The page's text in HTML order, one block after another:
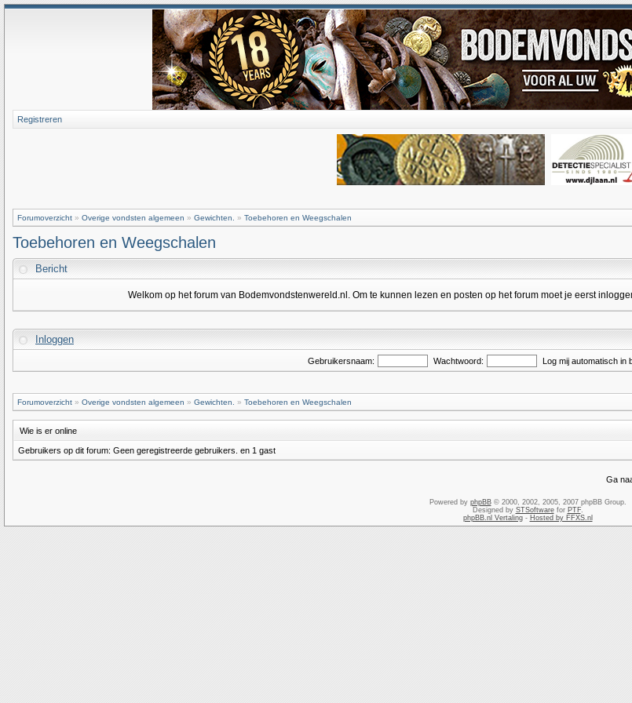
Registreren
Forumoverzicht » Overige vondsten algemeen » Gewichten. » Toebehoren en Weegschalen
Toebehoren en Weegschalen
Bericht
Welkom op het forum van Bodemvondstenwereld.nl. Om te kunnen lezen en posten op het forum moet je eerst
Inloggen
Gebruikersnaam: Wachtwoord: Log mij automatisch in
Forumoverzicht » Overige vondsten algemeen » Gewichten. » Toebehoren en Weegschalen
Wie is er online
Gebruikers op dit forum: Geen geregistreerde gebruikers. en 1 gast
Ga
Powered by phpBB© 2000, 2002, 2005, 2007 phpBB Group.
Designed by STSoftwarefor PTF.
phpBB.nl Vertaling- Hosted by FFXS.nl